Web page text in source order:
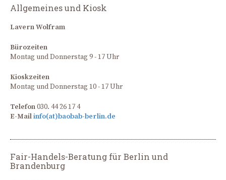
Allgemeines und Kiosk
Lavern Wolfram
Bürozeiten
Montag und Donnerstag 9 - 17 Uhr
Kioskzeiten
Montag und Donnerstag 10 - 17 Uhr
Telefon030. 44 26 17 4
E-Mailinfo(at)baobab-berlin.de
Fair-Handels-Beratung für Berlin und
Brandenburg